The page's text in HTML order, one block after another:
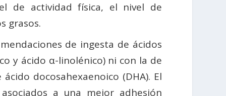
de actividad física, el nivel de
grasos.
de ingesta de ácidos
y ácido α-linolénico) ni con la de
docosahexaenoico (DHA). El
a una mejor adhesión